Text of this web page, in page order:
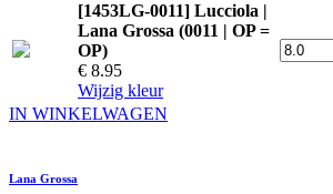
[1453LG-0011] Lucciola |
Lana Grossa (0011 | OP =
OP)
€ 8.95
Wijzig kleur
IN WINKELWAGEN
Lana Grossa